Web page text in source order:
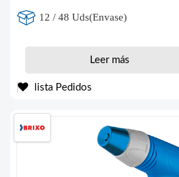
12 / 48 Uds(Envase)
Leer más
lista Pedidos